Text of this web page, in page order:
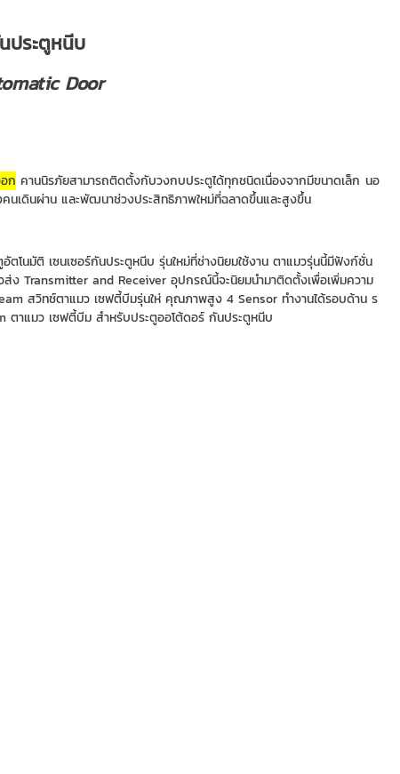
ประตูหนีบ
Door
ก คานนิรภัยสามารถติดตั้งกับวงกบประตูได้ทุกชนิดเนื่องจากมีขนาดเล็ก นอ
นเดินผ่าน และพัฒนาช่วงประสิทธิภาพใหม่ที่ฉลาดขึ้นและสูงขึ้น
นมัติ เซนเซอร์กันประตูหนีบ รุ่นใหม่ที่ช่างนิยมใช้งาน ตาแมวรุ่นนี้มีฟังก์ชั่น
ส่ง Transmitter and Receiver อุปกรณ์นี้จะนิยมนำมาติดตั้งเพื่อเพิ่มความ
สวิทช์ตาแมว เซฟตี้บีมรุ่นให่ คุณภาพสูง 4 Sensor ทำงานได้รอบด้าน ร
ตาแมว เซฟตี้บีม สำหรับประตูออโต้ดอร์ กันประตูหนีบ